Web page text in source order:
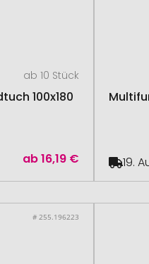
ab 10 Stück
100x180
ab16,19 € 19.
# 255.196223